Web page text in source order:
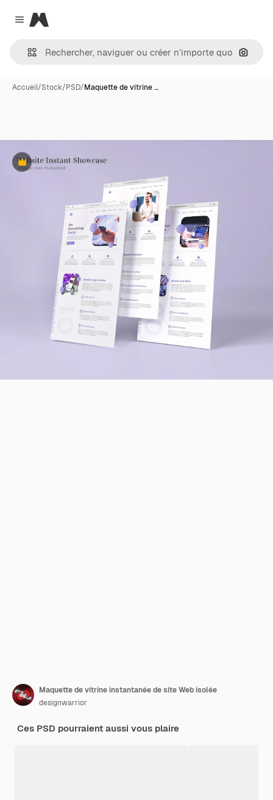
Close menu
Magnific
Accueil/Stock/PSD/Maquette de vitrine …
Premium
Maquette de vitrine instantanée de site Web isolée
designwarrior
Ces PSD pourraient aussi vous plaire